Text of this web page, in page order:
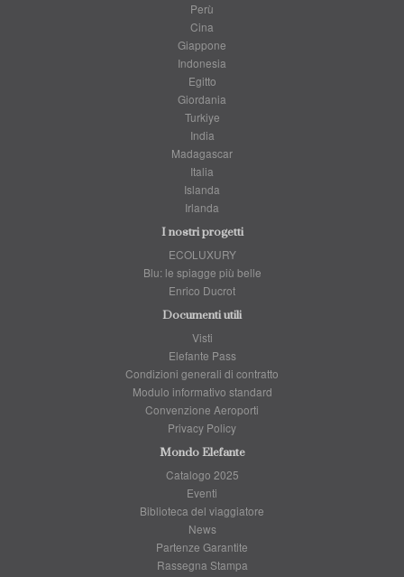
Perù
Cina
Giappone
Indonesia
Egitto
Giordania
Turkiye
India
Madagascar
Italia
Islanda
Irlanda
I nostri progetti
ECOLUXURY
Blu: le spiagge più belle
Enrico Ducrot
Documenti utili
Visti
Elefante Pass
Condizioni generali di contratto
Modulo informativo standard
Convenzione Aeroporti
Privacy Policy
Mondo Elefante
Catalogo 2025
Eventi
Biblioteca del viaggiatore
News
Partenze Garantite
Rassegna Stampa